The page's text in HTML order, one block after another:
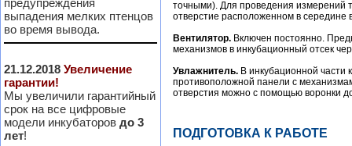
предупреждения
выпадения мелких птенцов
во время вывода.
21.12.2018 Увеличение
гарантии!
Мы увеличили гарантийный
срок на все цифровые
модели инкубаторов до 3
лет!
точными). Для проведения измерений
отверстие расположенном в середине
Вентилятор. Включен постоянно.
механизмов в инкубационный отсек
Увлажнитель. В инкубационной части
противоположной панели с
отверстия можно с помощью воронки
ПОДГОТОВКА К РАБОТЕ